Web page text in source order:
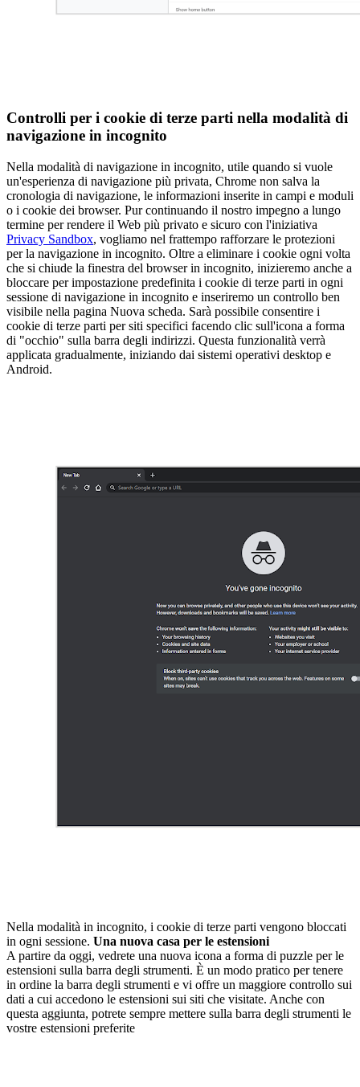
Controlli per i cookie di terze parti nella modalità di
navigazione in incognito
Nella modalità di navigazione in incognito, utile quando si vuole
un'esperienza di navigazione più privata, Chrome non salva la
cronologia di navigazione, le informazioni inserite in campi e moduli
o i cookie dei browser. Pur continuando il nostro impegno a lungo
termine per rendere il Web più privato e sicuro con l'iniziativa
Privacy Sandbox, vogliamo nel frattempo rafforzare le protezioni
per la navigazione in incognito. Oltre a eliminare i cookie ogni volta
che si chiude la finestra del browser in incognito, inizieremo anche a
bloccare per impostazione predefinita i cookie di terze parti in ogni
sessione di navigazione in incognito e inseriremo un controllo ben
visibile nella pagina Nuova scheda. Sarà possibile consentire i
cookie di terze parti per siti specifici facendo clic sull'icona a forma
di "occhio" sulla barra degli indirizzi. Questa funzionalità verrà
applicata gradualmente, iniziando dai sistemi operativi desktop e
Android.
Nella modalità in incognito, i cookie di terze parti vengono bloccati
in ogni sessione. Una nuova casa per le estensioni
A partire da oggi, vedrete una nuova icona a forma di puzzle per le
estensioni sulla barra degli strumenti. È un modo pratico per tenere
in ordine la barra degli strumenti e vi offre un maggiore controllo sui
dati a cui accedono le estensioni sui siti che visitate. Anche con
questa aggiunta, potrete sempre mettere sulla barra degli strumenti le
vostre estensioni preferite